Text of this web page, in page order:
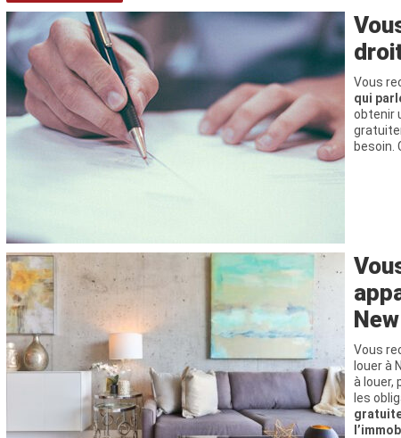
Vous
qui
obtenir
besoin.
Vous
louer à
à louer,
les